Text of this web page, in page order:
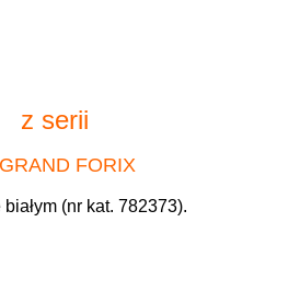
z serii
FORIX
(nr kat. 782373).